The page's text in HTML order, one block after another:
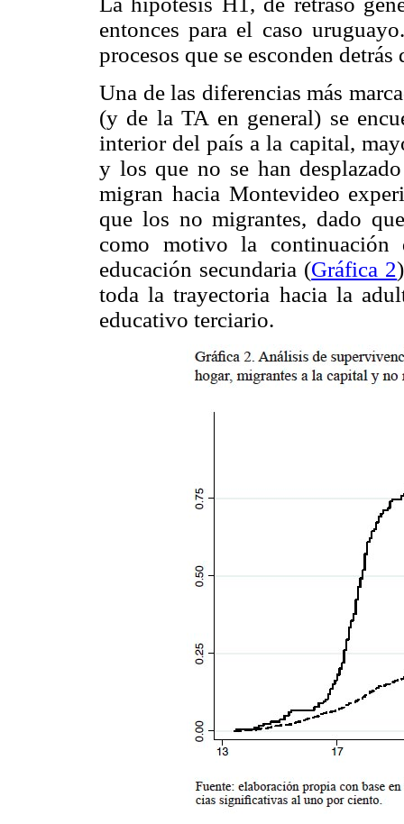
entonces para el caso
procesos que se esconden
Una de las diferencias más
(y de la TA en general) se
interior del país a la capital,
y los que no se han
migran hacia Montevideo
que los no migrantes, dado
como motivo la
educación secundaria (Gráfica 2
toda la trayectoria hacia la
educativo terciario.